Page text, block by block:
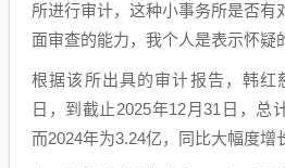
所进行审计，这种小事务所是否有
面审查的能力，我个人是表示怀疑
根据该所出具的审计报告，韩红
日，到截止2025年12月31日，总
而2024年为3.24亿，同比大幅度增